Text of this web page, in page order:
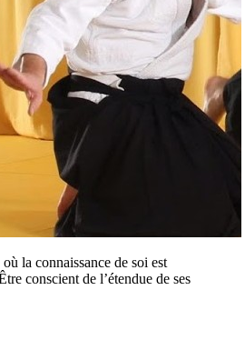
la connaissance de soi est
conscient de l’étendue de ses